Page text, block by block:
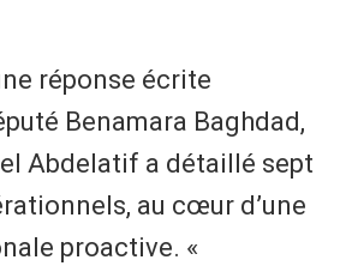
réponse écrite
Benamara Baghdad,
Abdelatif a détaillé sept
au cœur d’une
proactive. «